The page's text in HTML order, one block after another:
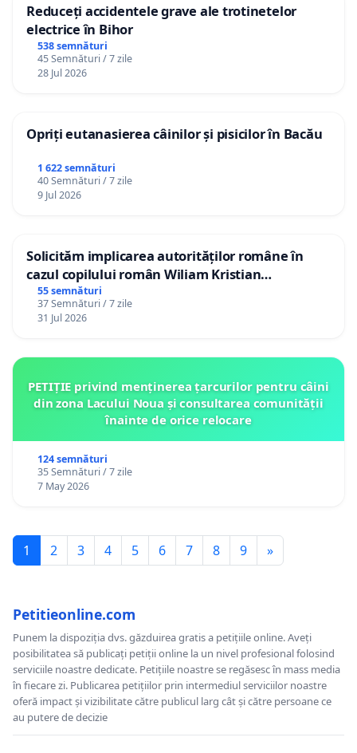
Reduceți accidentele grave ale trotinetelor
electrice în Bihor
538 semnături
45 Semnături / 7 zile
28 Jul 2026
Opriți eutanasierea câinilor și pisicilor în Bacău
1 622 semnături
40 Semnături / 7 zile
9 Jul 2026
Solicităm implicarea autorităților române în
cazul copilului român Wiliam Kristian
Gheorghe, aflat în plasament în Danemarca de
12 ani
55 semnături
37 Semnături / 7 zile
31 Jul 2026
PETIȚIE privind menținerea țarcurilor pentru câini
din zona Lacului Noua și consultarea comunității
înainte de orice relocare
124 semnături
35 Semnături / 7 zile
7 May 2026
1 2 3 4 5 6 7 8 9 »
Petitieonline.com
Punem la dispoziția dvs. găzduirea gratis a petițiile online. Aveți
posibilitatea să publicați petiții online la un nivel profesional folosind
serviciile noastre dedicate. Petițiile noastre se regăsesc în mass media
în fiecare zi. Publicarea petițiilor prin intermediul serviciilor noastre
oferă impact și vizibilitate către publicul larg cât și către persoane ce
au putere de decizie